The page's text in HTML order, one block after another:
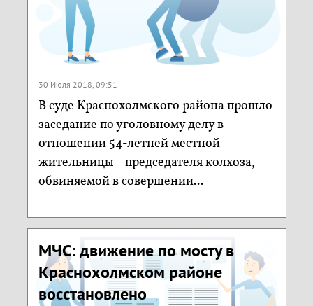
30 Июля 2018, 09:51
В суде Краснохолмского района прошло
заседание по уголовному делу в
отношении 54-летней местной
жительницы - председателя колхоза,
обвиняемой в совершении...
МЧС: движение по мосту в
Краснохолмском районе
восстановлено